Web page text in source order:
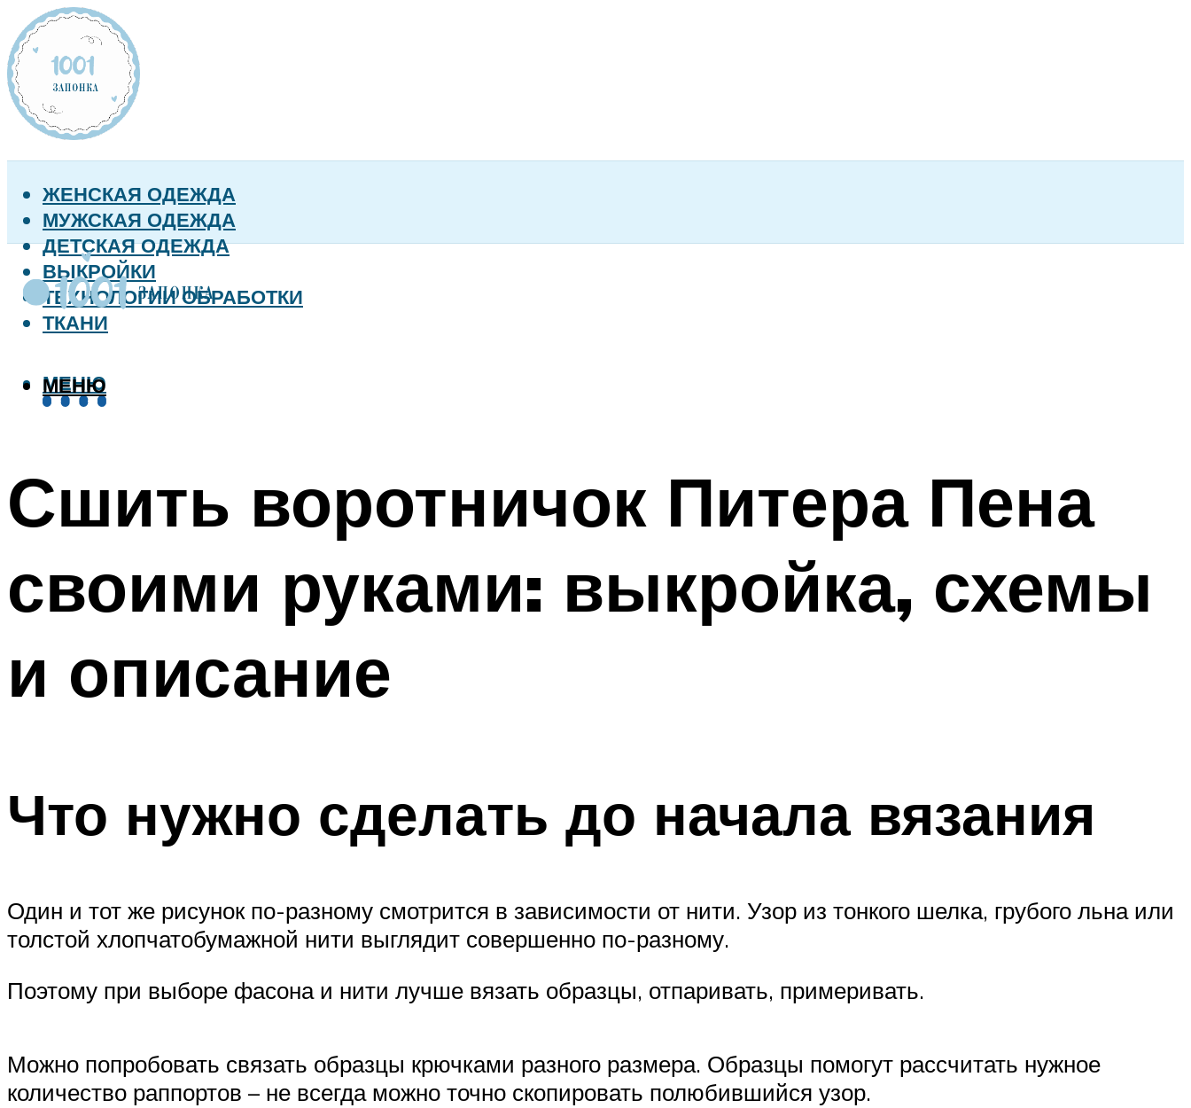
ЖЕНСКАЯ ОДЕЖДА
МУЖСКАЯ ОДЕЖДА
ДЕТСКАЯ ОДЕЖДА
ВЫКРОЙКИ
ТЕХНОЛОГИИ ОБРАБОТКИ
ТКАНИ
МЕНЮ
МЕНЮ
Сшить воротничок Питера Пена
своими руками: выкройка, схемы
и описание
Что нужно сделать до начала вязания
Один и тот же рисунок по-разному смотрится в зависимости от нити. Узор из тонкого шелка, грубого льна или
толстой хлопчатобумажной нити выглядит совершенно по-разному.
Поэтому при выборе фасона и нити лучше вязать образцы, отпаривать, примеривать.
Можно попробовать связать образцы крючками разного размера. Образцы помогут рассчитать нужное
количество раппортов – не всегда можно точно скопировать полюбившийся узор.